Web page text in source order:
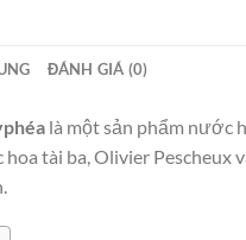
ĐÁNH GIÁ (0)
là một sản phẩm nước
tài ba, Olivier